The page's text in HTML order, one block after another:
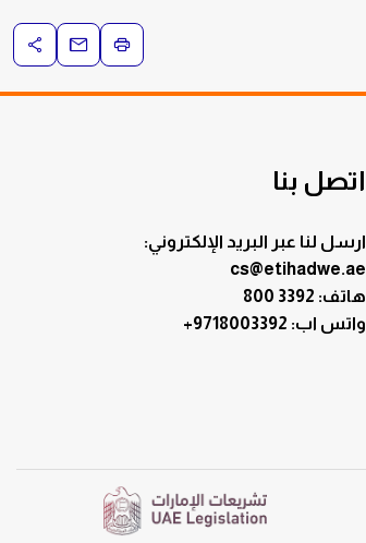
اتصل بنا
ارسل لنا عبر البريد الإلكتروني:
cs@etihadwe.ae
هاتف: 3392 800
+9718003392 :واتس اب